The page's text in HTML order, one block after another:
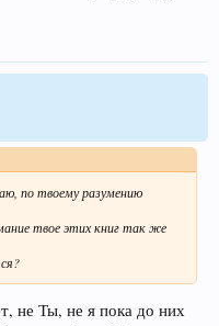
по твоему разумению
твое этих книг так же
не Ты, не я пока до них